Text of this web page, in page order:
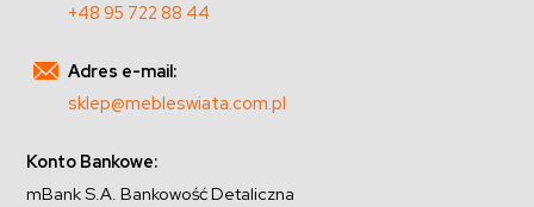
+48 95 722 88 44
Adres e-mail:
sklep@mebleswiata.com.pl
Konto Bankowe:
mBank S.A. Bankowość Detaliczna